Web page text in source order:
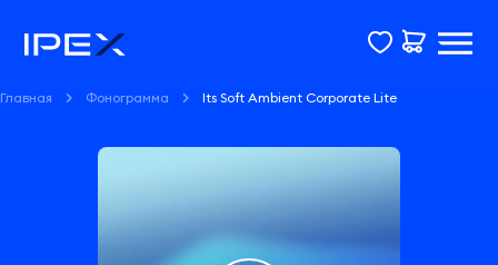
Главная Фонограмма Its Soft Ambient Corporate Lite